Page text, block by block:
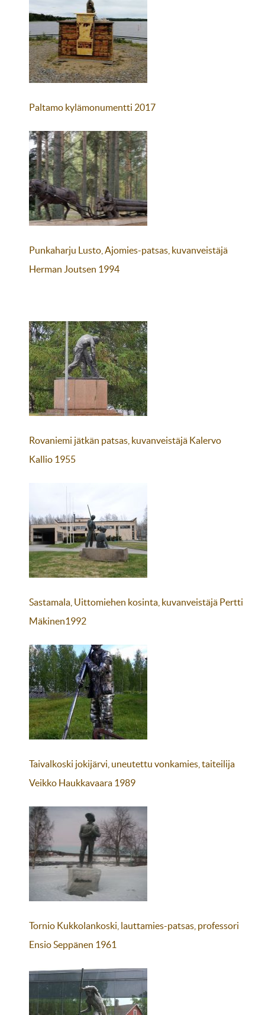
Paltamo kylämonumentti 2017
Punkaharju Lusto, Ajomies-patsas, kuvanveistäjä
Herman Joutsen 1994
Rovaniemi jätkän patsas, kuvanveistäjä Kalervo
Kallio 1955
Sastamala, Uittomiehen kosinta, kuvanveistäjä Pertti
Mäkinen1992
Taivalkoski jokijärvi, uneutettu vonkamies, taiteilija
Veikko Haukkavaara 1989
Tornio Kukkolankoski, lauttamies-patsas, professori
Ensio Seppänen 1961